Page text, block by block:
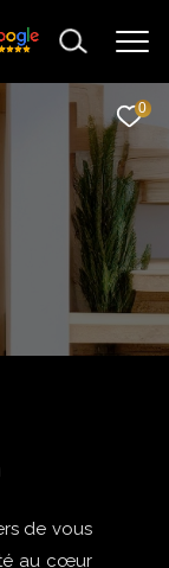
0
de vous
au cœur